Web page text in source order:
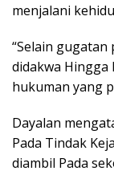
menjalani
“Selain
didakwa Hingga
hukuman yang
Dayalan
Pada Tindak
diambil Pada